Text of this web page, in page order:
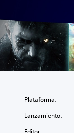
Plataforma:
Lanzamiento: